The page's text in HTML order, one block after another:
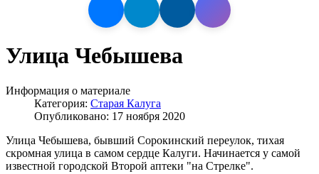
Улица Чебышева
Информация о материале
Категория: Старая Калуга
Опубликовано: 17 ноября 2020
Улица Чебышева, бывший Сорокинский переулок, тихая
скромная улица в самом сердце Калуги. Начинается у самой
известной городской Второй аптеки "на Стрелке".